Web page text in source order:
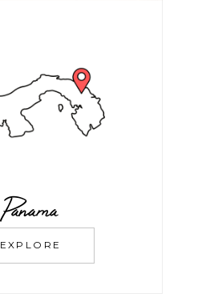
Panama
EXPLORE